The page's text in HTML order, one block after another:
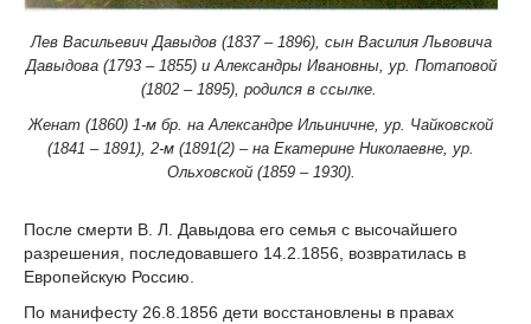
Лев Васильевич Давыдов (1837 – 1896), сын Василия Львовича
Давыдова (1793 – 1855) и Александры Ивановны, ур. Потаповой
(1802 – 1895), родился в ссылке.
Женат (1860) 1-м бр. на Александре Ильиничне, ур. Чайковской
(1841 – 1891), 2-м (1891(2) – на Екатерине Николаевне, ур.
Ольховской (1859 – 1930).
После смерти В. Л. Давыдова его семья с высочайшего
разрешения, последовавшего 14.2.1856, возвратилась в
Европейскую Россию.
По манифесту 26.8.1856 дети восстановлены в правах